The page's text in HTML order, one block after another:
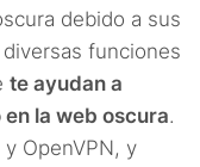
debido a sus
funciones
te ayudan a
la web oscura.
OpenVPN, y